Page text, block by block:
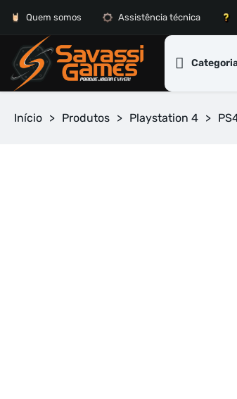
Quem somos Assistência técnica
Início > Produtos > Playstation 4 >